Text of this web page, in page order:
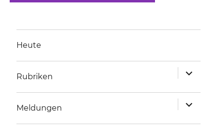
Heute
Rubriken
anzeigen
Meldungen
anzeigen